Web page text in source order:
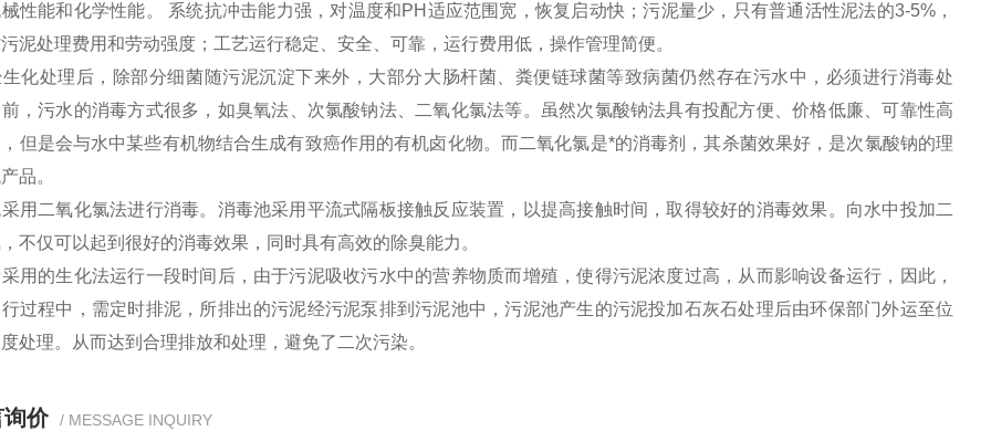
性能和化学性能。 系统抗冲击能力强，对温度和PH适应范围宽，恢复启动快；污泥量少，只有普通活性泥法的3-5%，
泥处理费用和劳动强度； 工艺运行稳定、安全、可靠，运行费用低，操作管理简便。
化处理后，除部分细菌随污泥沉淀下来外，大部分大肠杆菌、粪便链球菌等致病菌仍然存在污水中，必须进行消毒处
，污水的消毒方式很多，如臭氧法、次氯酸钠法、
二氧化氯法等。虽然次氯酸钠法具有投配方便、价格低廉、可靠性高
但是会与水中某些有机物结合生成有致癌作用的有机卤化物。而二氧化氯是*的消毒剂，其杀菌效果好，是次氯酸钠的理
品。
用二氧化氯法进行消毒。消毒池采用平流式隔板接触反应装置，以提高接触时间，取得较好的消毒效果。 向水中投加二
不仅可以起到很好的消毒效果，同时具有高效的除臭能力。
用的生化法运行一段时间后，由于污泥吸收污水中的营养物质而增殖，使得污泥浓度过高，从而影响设备运行，因此，
过程中，需定时排泥，所排出的污泥经污泥泵排到污泥池中，污泥池产生的污泥投加石灰石处理后由环保部门外运至位
处理。从而达到合理排放和处理，避免了二次污染。
价 / MESSAGE INQUIRY